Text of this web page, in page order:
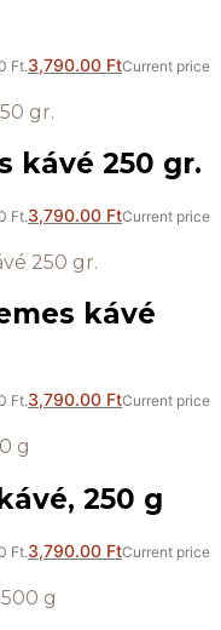
Ft.3,790.00 FtCurrent price
kávé 250 gr.
Ft.3,790.00 FtCurrent price
kávé
Ft.3,790.00 FtCurrent price
250 g
Ft.3,790.00 FtCurrent price